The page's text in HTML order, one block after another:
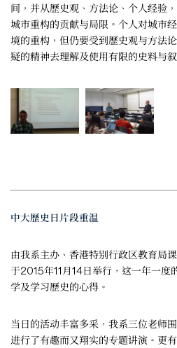
间，并从歷史观、方法论、个人经验
城市重构的贡献与局限。个人对城市
境的重构，但仍要受到歷史观与方法
疑的精神去理解及使用有限的史料与叙
中大歷史日片段重温
由我系主办、香港特别行政区教育局
于2015年11月14日举行，这一年一度
学及学习歷史的心得。
当日的活动丰富多采，我系三位老师
进行了有趣而又翔实的专题讲演。更